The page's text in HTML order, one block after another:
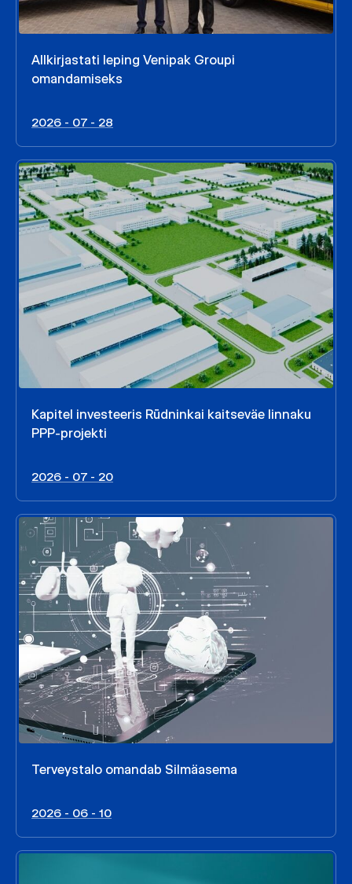
Allkirjastati leping Venipak Groupi
omandamiseks
2026 - 07 - 28
Kapitel investeeris Rūdninkai kaitseväe linnaku
PPP-projekti
2026 - 07 - 20
Terveystalo omandab Silmäasema
2026 - 06 - 10